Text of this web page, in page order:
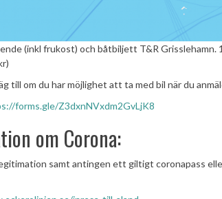
(inkl frukost) och båtbiljett T&R Grisslehamn.
till om du har möjlighet att ta med bil när du
forms.gle/Z3dxnNVxdm2GvLjK8
om Corona:
samt antingen ett giltigt coronapass